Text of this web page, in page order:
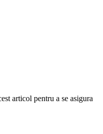
articol pentru a se asigura